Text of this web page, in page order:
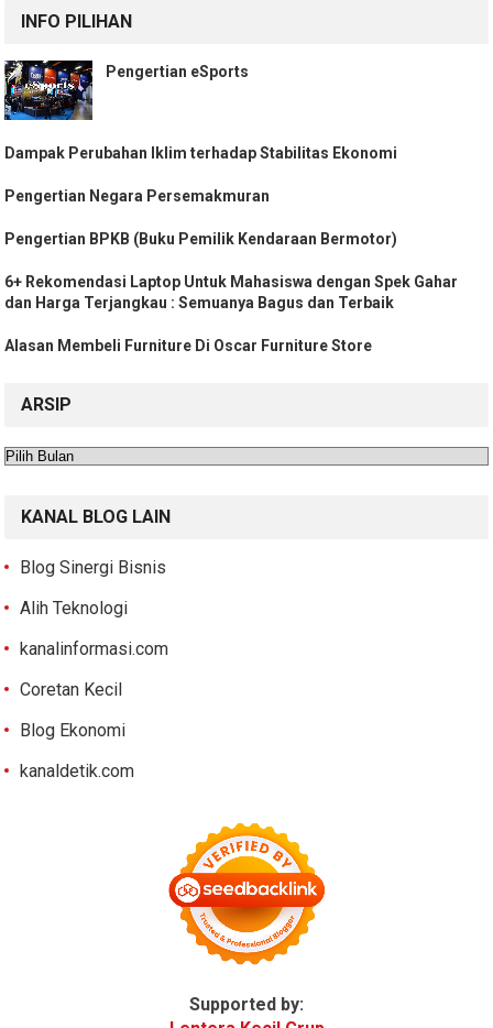
INFO PILIHAN
Pengertian eSports
Dampak Perubahan Iklim terhadap Stabilitas Ekonomi
Pengertian Negara Persemakmuran
Pengertian BPKB (Buku Pemilik Kendaraan Bermotor)
6+ Rekomendasi Laptop Untuk Mahasiswa dengan Spek Gahar
dan Harga Terjangkau : Semuanya Bagus dan Terbaik
Alasan Membeli Furniture Di Oscar Furniture Store
ARSIP
Arsip
KANAL BLOG LAIN
Blog Sinergi Bisnis
Alih Teknologi
kanalinformasi.com
Coretan Kecil
Blog Ekonomi
kanaldetik.com
Supported by: